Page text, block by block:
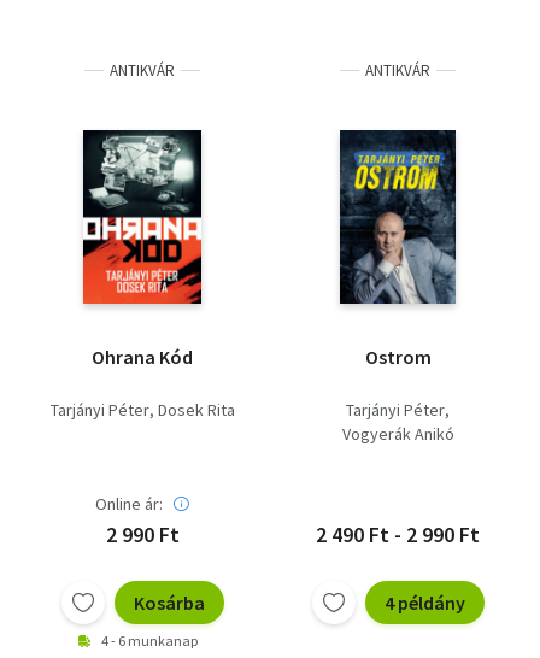
ANTIKVÁR
Ohrana Kód
Tarjányi Péter Dosek Rita
Online ár:
2 990 Ft
Kosárba
4 - 6 munkanap
ANTIKVÁR
Ostrom
Tarjányi Péter
Vogyerák Anikó
2 490 Ft - 2 990 Ft
4 példány